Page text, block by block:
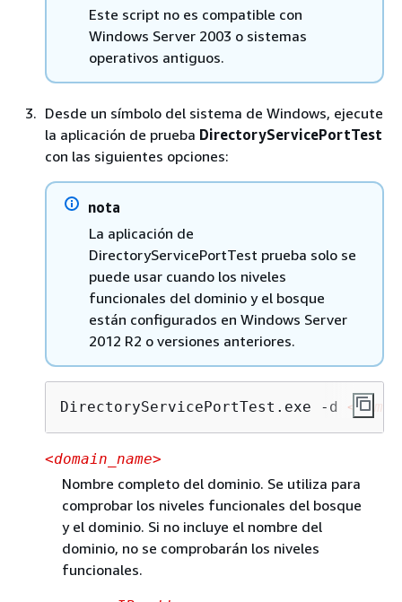
Este script no es compatible con
Windows Server 2003 o sistemas
operativos antiguos.
Desde un símbolo del sistema de Windows, ejecute
la aplicación de prueba DirectoryServicePortTest
con las siguientes opciones:
nota
La aplicación de
DirectoryServicePortTest prueba solo se
puede usar cuando los niveles
funcionales del dominio y el bosque
están configurados en Windows Server
2012 R2 o versiones anteriores.
DirectoryServicePortTest.exe -d
<domain_name>
Nombre completo del dominio. Se utiliza para
comprobar los niveles funcionales del bosque
y el dominio. Si no incluye el nombre del
dominio, no se comprobarán los niveles
funcionales.